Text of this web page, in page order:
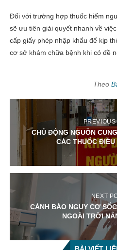
Đối với trường hợp thuốc hiếm
sẽ ưu tiên giải quyết nhanh về
cấp giấy phép nhập khẩu để kịp
cơ sở khám chữa bệnh khi có đề
Theo
CHỦ ĐỘNG NGUỒN
CÁC THUỐC ĐIỀU
NEXT
CẢNH BÁO NGUY CƠ
NGOÀI TRỜI